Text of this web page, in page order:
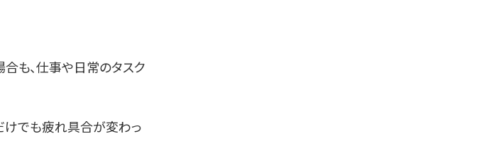
合も、仕事や日常のタスク
けでも疲れ具合が変わっ